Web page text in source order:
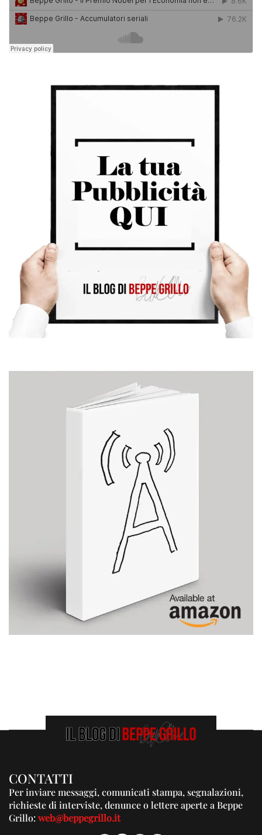
CONTATTI
Per inviare messaggi, comunicati stampa, segnalazioni,
richieste di interviste, denunce o lettere aperte a Beppe
Grillo:web@beppegrillo.it